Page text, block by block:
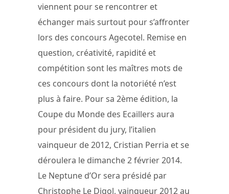
viennent pour se rencontrer et
échanger mais surtout pour s’affronter
lors des concours Agecotel. Remise en
question, créativité, rapidité et
compétition sont les maîtres mots de
ces concours dont la notoriété n’est
plus à faire. Pour sa 2ème édition, la
Coupe du Monde des Ecaillers aura
pour président du jury, l’italien
vainqueur de 2012, Cristian Perria et se
déroulera le dimanche 2 février 2014.
Le Neptune d’Or sera présidé par
Christophe Le Digol, vainqueur 2012 au